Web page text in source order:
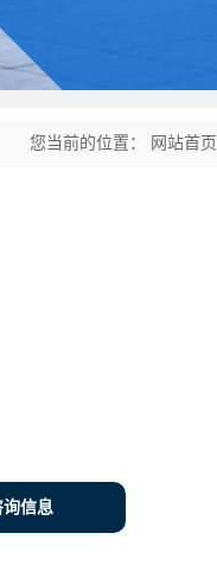
您当前的位置： 网站首页
信息